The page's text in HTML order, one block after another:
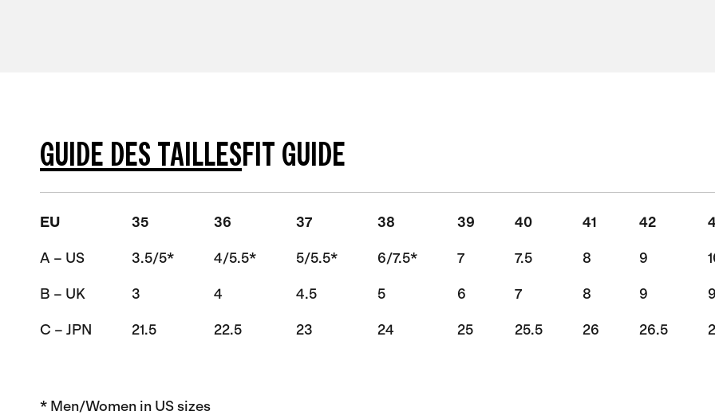
GUIDE DES TAILLESFIT GUIDE
EU 35 36 37 38 39 40 41 42
A – US 3.5/5* 4/5.5* 5/5.5* 6/7.5* 7 7.5 8 9
B – UK 3 4 4.5 5 6 7 8 9
C – JPN 21.5 22.5 23 24 25 25.5 26 26.5
* Men/Women in US sizes